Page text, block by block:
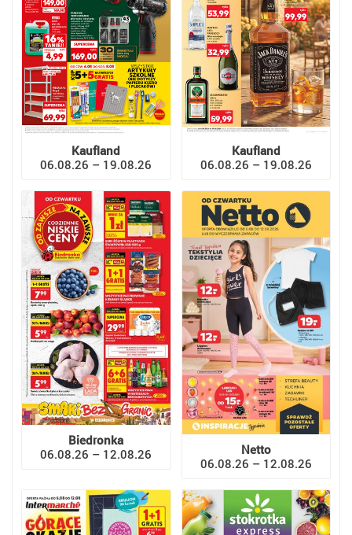
Kaufland
06.08.26 – 19.08.26
Kaufland
06.08.26 – 19.08.26
Biedronka
06.08.26 – 12.08.26
Netto
06.08.26 – 12.08.26